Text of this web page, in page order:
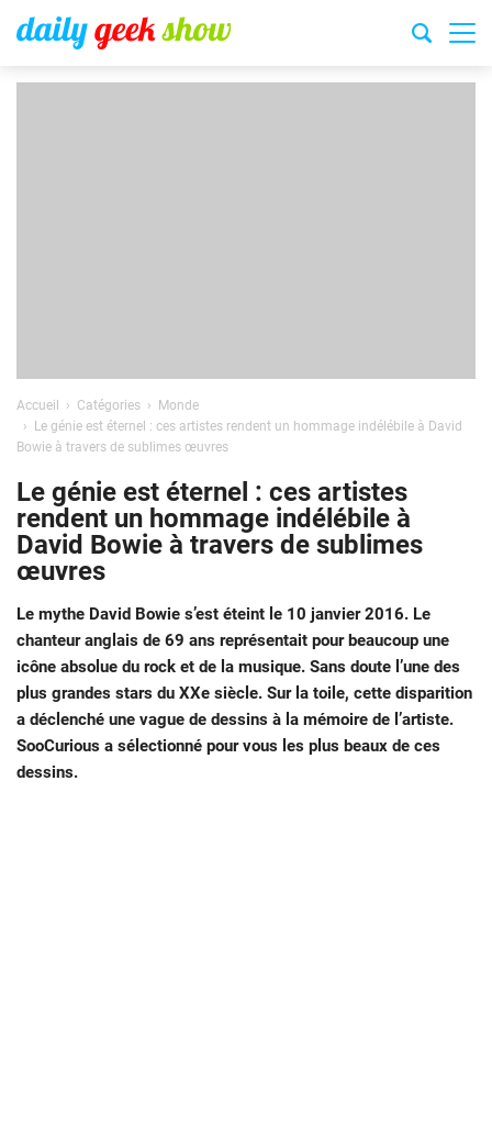
Accueil Catégories
Monde
Le génie est éternel : ces artistes rendent un hommage indélébile à David
Bowie à travers de sublimes œuvres
Le génie est éternel : ces artistes
rendent un hommage indélébile à
David Bowie à travers de sublimes
œuvres
Le mythe David Bowie s’est éteint le 10 janvier 2016. Le
chanteur anglais de 69 ans représentait pour beaucoup une
icône absolue du rock et de la musique. Sans doute l’une des
plus grandes stars du XXe siècle. Sur la toile, cette disparition
a déclenché une vague de dessins à la mémoire de l’artiste.
SooCurious a sélectionné pour vous les plus beaux de ces
dessins.